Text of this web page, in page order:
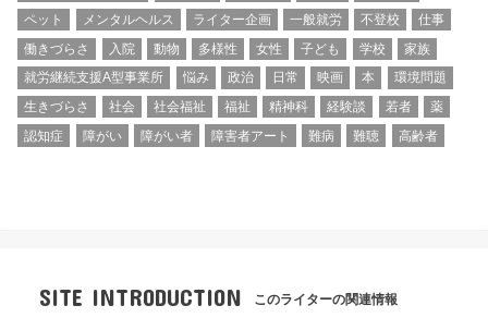
ペット
メンタルヘルス ライター企画 一般就労 不登校
仕事
働きづらさ
入院 動物 多様性 女性 子ども 学校
家族
就労継続支援A型事業所
悩み 政治 日常 映画 本
環境問題
生きづらさ
社会 社会福祉 福祉 精神科 経験談 若者
薬
認知症
障がい 障がい者 障害者アート 難病 難聴 高齢者
SITE INTRODUCTION このライターの関連情報